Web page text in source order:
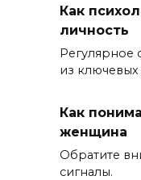
Как
личность
Регулярное
из ключевых
Как
женщина
Обратите
сигналы.